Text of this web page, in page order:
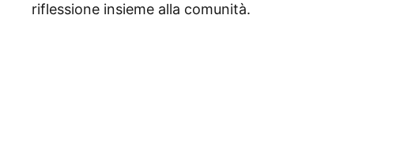
riflessione insieme alla comunità.